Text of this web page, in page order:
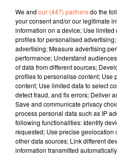
Patrice Bémanangy
L'info près de chez vous
Le Secours Catholique a
la pauvreté en 2025. Les
précarité augmente et
épargné.
Il fera de nouveau appel à
semaine et week-end à
collecte de la Banque
Après plusieurs mandats
la Petite-Boissière, Joël
Christophe Godet, petit-fils
We and our (447) partnersdo the
your consent and/or our legitimate
information on a device; Use
profiles for personalised
advertising; Measure advertising
performance; Understand
of data from different sources;
profiles to personalise content; Use
content; Use limited data to select
detect fraud, and fix errors; Deliver
Save and communicate privacy
process personal data such as IP
following functionalities: Identify
requested; Use precise geolocation
other data sources; Link different
information transmitted automatically.